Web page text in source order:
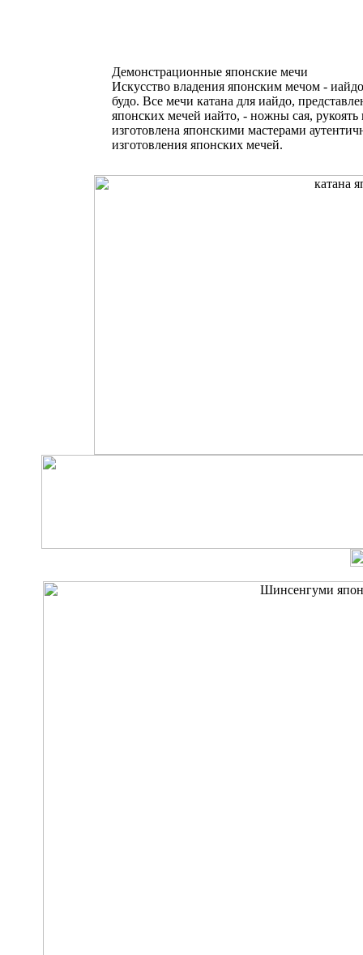
Демонстрационные японские мечи
Искусство владения японским мечом -
будо. Все мечи катана для иайдо,
японских мечей иайто, - ножны сая,
изготовлена японскими мастерами
изготовления японских мечей.